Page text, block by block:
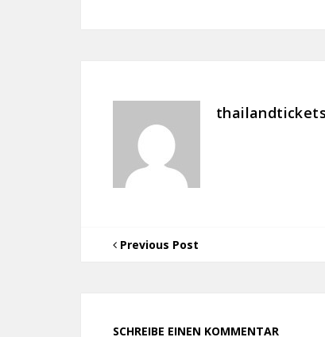
Previous Post
SCHREIBE EINEN KOMMENTAR